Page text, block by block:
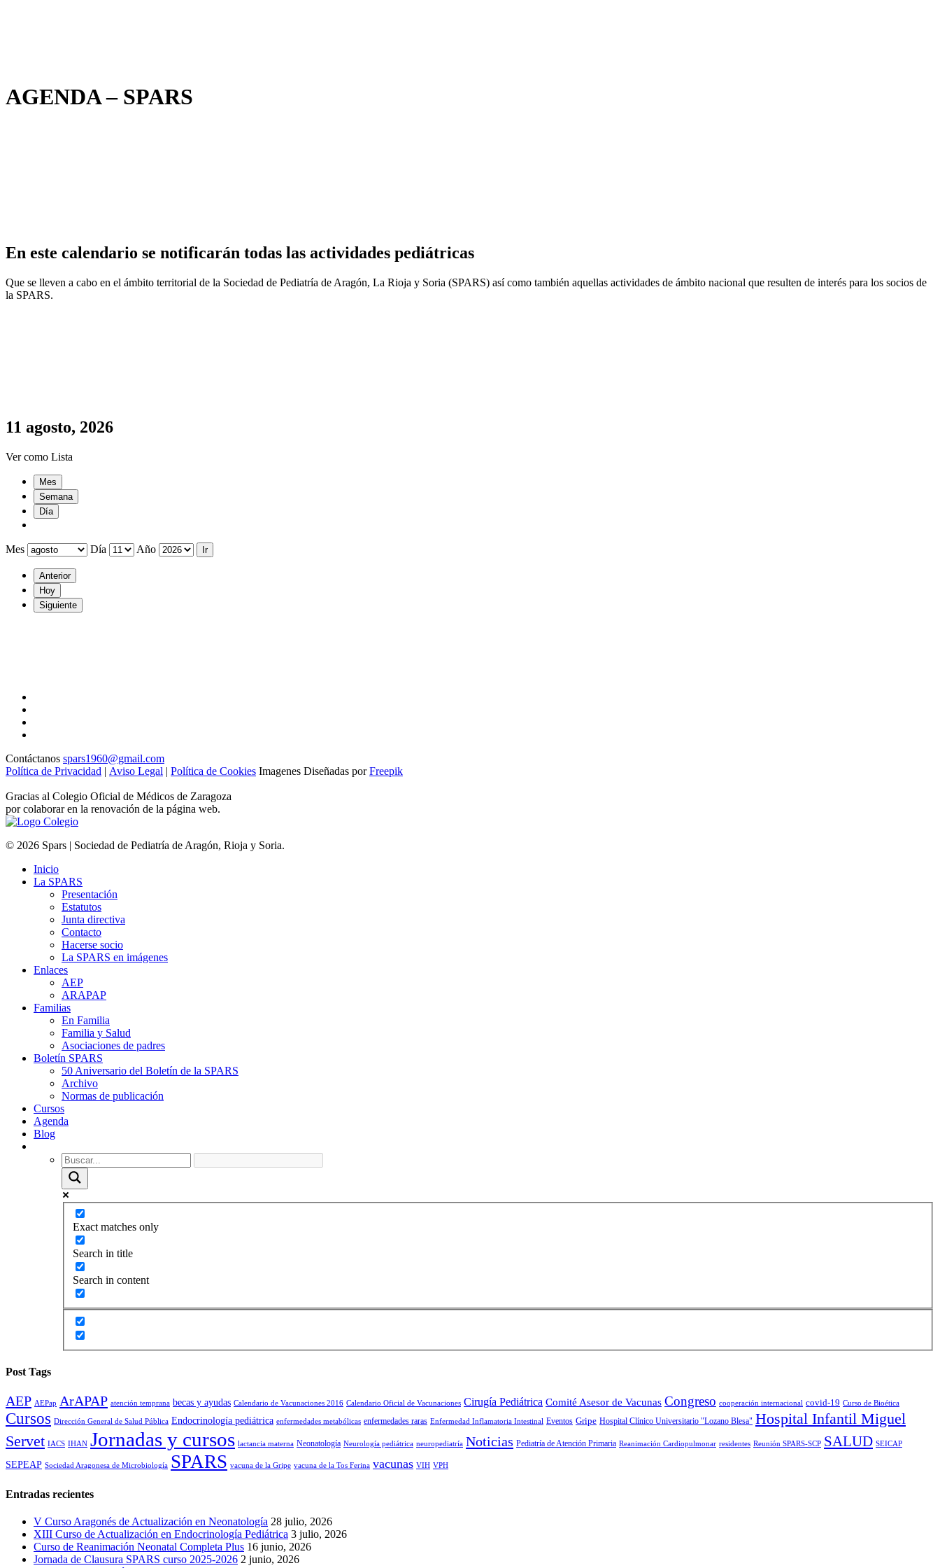
AGENDA – SPARS
En este calendario se notificarán todas las actividades pediátricas
Que se lleven a cabo en el ámbito territorial de la Sociedad de Pediatría de Aragón, La Rioja y Soria (SPARS) así como también aquellas actividades de ámbito nacional que resulten de interés para los socios de
la SPARS.
11 agosto, 2026
Ver como Lista
Mes
Semana
Día
Mes Día Año
Anterior
Hoy
Siguiente
Contáctanos spars1960@gmail.com
Política de Privacidad | Aviso Legal | Política de Cookies Imagenes Diseñadas porFreepik
Gracias al Colegio Oficial de Médicos de Zaragoza
por colaborar en la renovación de la página web.
© 2026 Spars | Sociedad de Pediatría de Aragón, Rioja y Soria.
Inicio
La SPARS
Presentación
Estatutos
Junta directiva
Contacto
Hacerse socio
La SPARS en imágenes
Enlaces
AEP
ARAPAP
Familias
En Familia
Familia y Salud
Asociaciones de padres
Boletín SPARS
50 Aniversario del Boletín de la SPARS
Archivo
Normas de publicación
Cursos
Agenda
Blog
Exact matches only
Search in title
Search in content
Post Tags
AEP AEPap ArAPAP atención temprana becas y ayudas Calendario de Vacunaciones 2016 Calendario Oficial de Vacunaciones Cirugía Pediátrica Comité Asesor de Vacunas Congreso cooperación internacional covid-19 Curso de Bioética
Cursos Dirección General de Salud Pública Endocrinología pediátrica enfermedades metabólicas enfermedades raras Enfermedad Inflamatoria Intestinal Eventos Gripe Hospital Clínico Universitario "Lozano Blesa" Hospital Infantil Miguel
Servet IACS IHAN Jornadas y cursos lactancia materna Neonatología Neurología pediátrica neuropediatría Noticias Pediatría de Atención Primaria Reanimación Cardiopulmonar residentes Reunión SPARS-SCP SALUD SEICAP
SEPEAP Sociedad Aragonesa de Microbiología SPARS vacuna de la Gripe vacuna de la Tos Ferina vacunas VIH VPH
Entradas recientes
V Curso Aragonés de Actualización en Neonatología 28 julio, 2026
XIII Curso de Actualización en Endocrinología Pediátrica 3 julio, 2026
Curso de Reanimación Neonatal Completa Plus 16 junio, 2026
Jornada de Clausura SPARS curso 2025-2026 2 junio, 2026